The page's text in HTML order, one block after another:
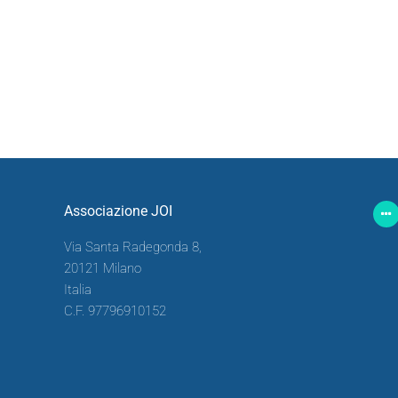
Associazione JOI
Via Santa Radegonda 8,
20121 Milano
Italia
C.F. 97796910152